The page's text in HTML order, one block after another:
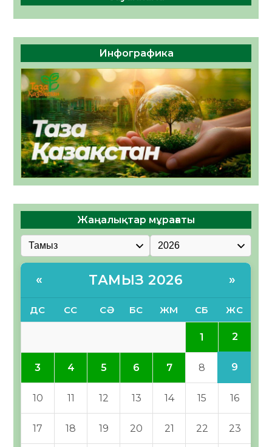
Инфографика
Жаңалықтар мұрағаты
« ТАМЫЗ 2026 »
ДС СС СӘ БС ЖМ СБ ЖС
1 2
3 4 5 6 7 8 9
10 11 12 13 14 15 16
17 18 19 20 21 22 23